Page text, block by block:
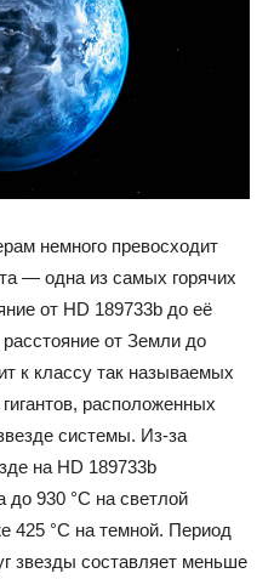
немного превосходит
— одна из самых горячих
от HD 189733b до её
от Земли до
к классу так называемых
расположенных
системы. Из-за
на HD 189733b
до 930 °С на светлой
425 °С на темной. Период
звезды составляет меньше